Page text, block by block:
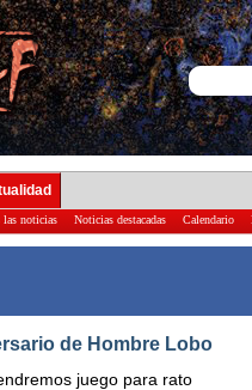
las noticias Noticias destacadas Calendario
de Hombre Lobo
juego para rato